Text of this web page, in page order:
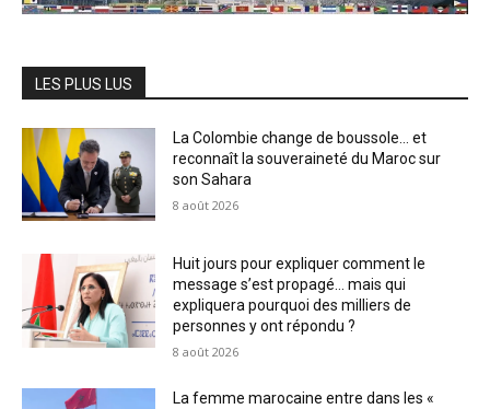
LES PLUS LUS
La Colombie change de boussole… et
reconnaît la souveraineté du Maroc sur
son Sahara
8 août 2026
Huit jours pour expliquer comment le
message s’est propagé… mais qui
expliquera pourquoi des milliers de
personnes y ont répondu ?
8 août 2026
La femme marocaine entre dans les «